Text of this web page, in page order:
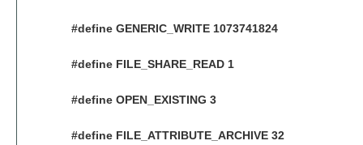
#define GENERIC_WRITE 1073741824
#define FILE_SHARE_READ 1
#define OPEN_EXISTING 3
#define FILE_ATTRIBUTE_ARCHIVE 32